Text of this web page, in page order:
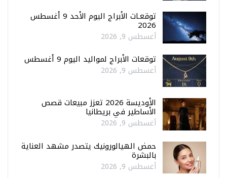
توقعـات الأبراج اليوم الأحد 9 أغسطس
2026
أغسطس 9, 2026
توقعات الأبراج لمواليد اليوم 9 أغسطس
أغسطس 9, 2026
الأوديسة 2026 تعزز مبيعات قصص
الأساطير في بريطانيا
أغسطس 9, 2026
حمض الهيالورونيك يتصدر مشهد العناية
بالبشرة
أغسطس 9, 2026